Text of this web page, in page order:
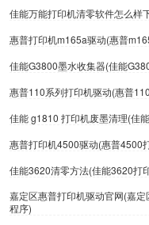
佳能万能打印机清零软件怎么样
惠普打印机m165a驱动(惠普
佳能G3800墨水收集器(佳能
惠普110系列打印机驱动(惠普
佳能 g1810 打印机废墨清理(佳
惠普打印机4500驱动(惠普4500
佳能3620清零方法(佳能3620打
嘉定区惠普打印机驱动官网(嘉
程序)